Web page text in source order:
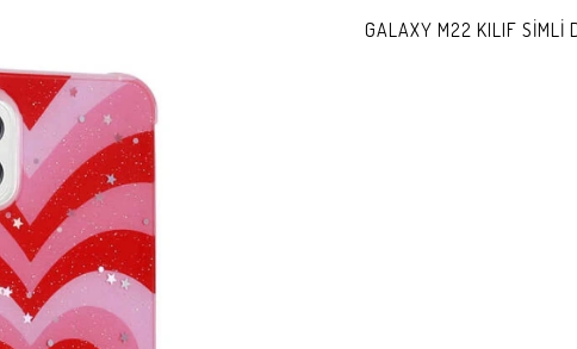
GALAXY M22 KILIF SİMLİ